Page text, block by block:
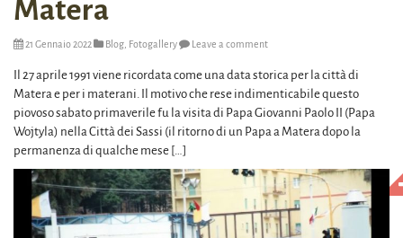
Matera
21 Gennaio 2022 Blog Fotogallery Leave a comment
Il 27 aprile 1991 viene ricordata come una data storica per la città di
Matera e per i materani. Il motivo che rese indimenticabile questo
piovoso sabato primaverile fu la visita di Papa Giovanni Paolo II (Papa
Wojtyla) nella Città dei Sassi (il ritorno di un Papa a Matera dopo la
permanenza di qualche mese […]